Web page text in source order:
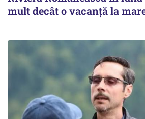
mult decât o vacanță la